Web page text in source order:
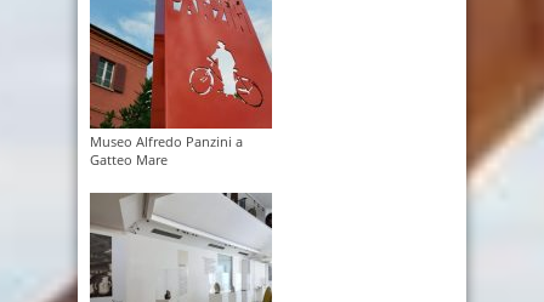
Museo Alfredo Panzini a
Gatteo Mare